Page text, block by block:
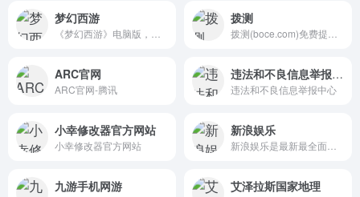
梦幻西游 拨测
ARC官网
ARC官网-腾讯
违法和不良信息举报中心
违法和不良信息举报中心
小幸修改器官方网站
小幸修改器官方网站
新浪娱乐
九游手机网游 艾泽拉斯国家地理